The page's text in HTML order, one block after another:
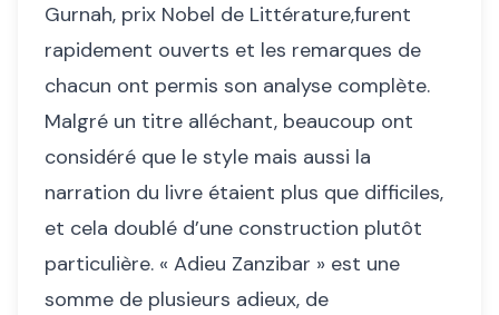
Gurnah, prix Nobel de Littérature,furent
rapidement ouverts et les remarques de
chacun ont permis son analyse complète.
Malgré un titre alléchant, beaucoup ont
considéré que le style mais aussi la
narration du livre étaient plus que difficiles,
et cela doublé d’une construction plutôt
particulière. « Adieu Zanzibar » est une
somme de plusieurs adieux, de